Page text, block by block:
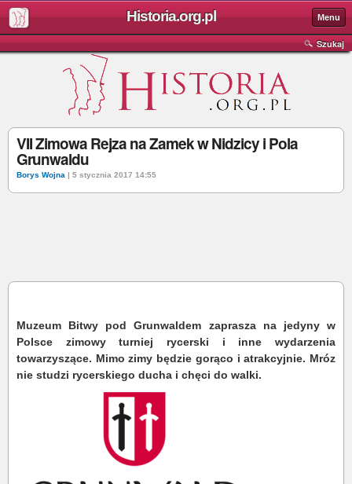
Historia.org.pl Menu
Szukaj
VII Zimowa Rejza na Zamek w Nidzicy i Pola
Grunwaldu
Borys Wojna | 5 stycznia 2017 14:55
Muzeum Bitwy pod Grunwaldem zaprasza na jedyny w
Polsce zimowy turniej rycerski i inne wydarzenia
towarzyszące. Mimo zimy będzie gorąco i atrakcyjnie. Mróz
nie studzi rycerskiego ducha i chęci do walki.